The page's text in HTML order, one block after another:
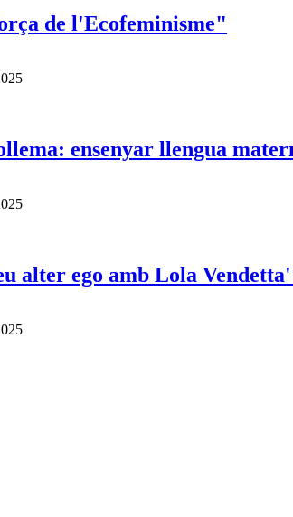
de l'Ecofeminisme"
ensenyar llengua
alter ego amb Lola